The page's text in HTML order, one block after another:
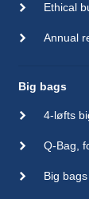
Ethical
Annual
Big bags
4-løfts
Q-Bag,
Big